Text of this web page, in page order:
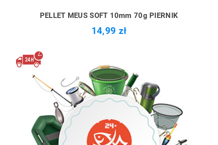
PELLET MEUS SOFT 10mm 70g PIERNIK
14,99 zł